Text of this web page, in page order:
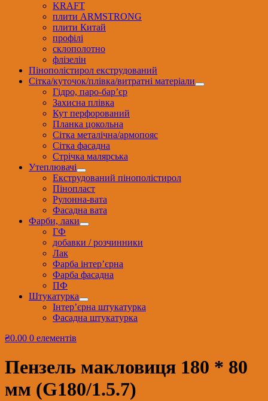
KRAFT
плити ARMSTRONG
плити Китай
профілі
склополотно
флізелін
Пінополістирол екструдований
Сітка/куточок/плівка/витратні матеріали
Гідро, паро-бар’єр
Захисна плівка
Кут перфорований
Планка цокольна
Сітка металічна/армопояс
Сітка фасадна
Стрічка малярська
Утеплювачі
Екструдований пінополістирол
Пінопласт
Рулонна-вата
Фасадна вата
Фарби, лаки
ГФ
добавки / розчинники
Лак
Фарба інтер’єрна
Фарба фасадна
ПФ
Штукатурка
Інтер’єрна штукатурка
Фасадна штукатурка
₴0.00 0 елементів
Пензель макловиця 180 * 80
мм (G180/1.5.7)